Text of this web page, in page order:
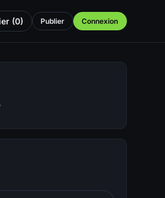
(0) Publier Connexion